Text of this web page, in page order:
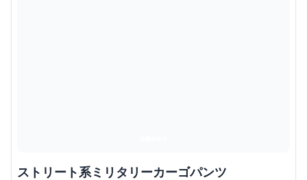
ストリート系ミリタリーカーゴパンツ